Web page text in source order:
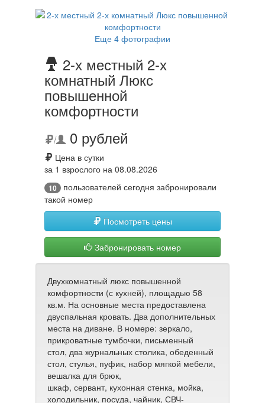
Еще 4 фотографии
2-х местный 2-х
комнатный Люкс
повышенной
комфортности
/ 0 рублей
Цена в сутки
за 1 взрослого на 08.08.2026
10
пользователей сегодня забронировали
такой номер
Посмотреть цены
Забронировать номер
Двухкомнатный люкс повышенной
комфортности (с кухней), площадью 58
кв.м. На основные места предоставлена
двуспальная кровать. Два дополнительных
места на диване. В номере: зеркало,
прикроватные тумбочки, письменный
стол, два журнальных столика, обеденный
стол, стулья, пуфик, набор мягкой мебели,
вешалка для брюк,
шкаф, сервант, кухонная стенка, мойка,
холодильник, посуда, чайник, СВЧ-